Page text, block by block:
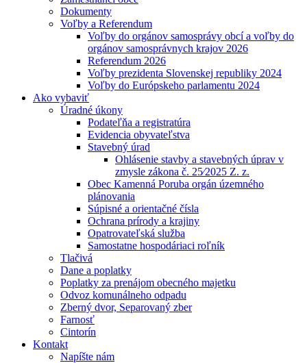
Dokumenty
Voľby a Referendum
Voľby do orgánov samosprávy obcí a voľby do
orgánov samosprávnych krajov 2026
Referendum 2026
Voľby prezidenta Slovenskej republiky 2024
Voľby do Európskeho parlamentu 2024
Ako vybaviť
Úradné úkony
Podateľňa a registratúra
Evidencia obyvateľstva
Stavebný úrad
Ohlásenie stavby a stavebných úprav v
zmysle zákona č. 25⁄2025 Z. z.
Obec Kamenná Poruba orgán územného
plánovania
Súpisné a orientačné čísla
Ochrana prírody a krajiny
Opatrovateľská služba
Samostatne hospodáriaci roľník
Tlačivá
Dane a poplatky
Poplatky za prenájom obecného majetku
Odvoz komunálneho odpadu
Zberný dvor, Separovaný zber
Farnosť
Cintorín
Kontakt
Napíšte nám